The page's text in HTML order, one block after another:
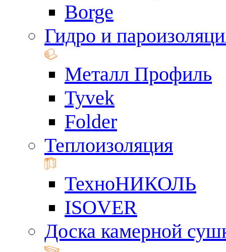
Borge
Гидро и
Металл Профиль
Tyvek
Folder
Теплоизоляция
ТехноНИКОЛЬ
ISOVER
Доска камерной